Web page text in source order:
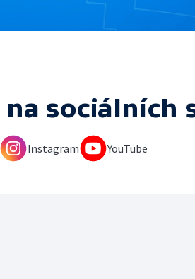
na sociálních
Instagram YouTube